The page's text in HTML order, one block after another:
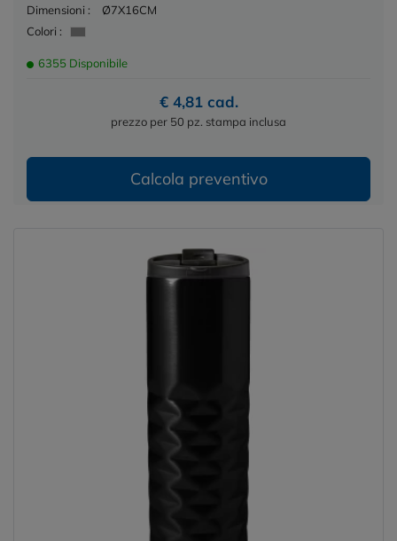
Dimensioni :
Ø7X16CM
Colori :
6355 Disponibile
€ 4,81 cad.
prezzo per 50 pz. stampa inclusa
Calcola preventivo